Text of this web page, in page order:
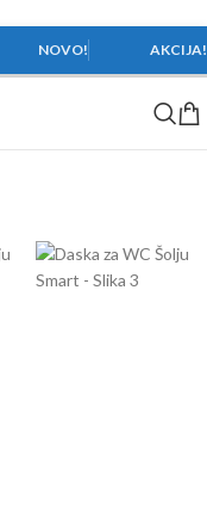
NOVO! AKCIJA!